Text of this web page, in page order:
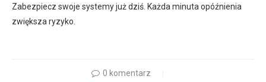
Zabezpiecz swoje systemy już dziś. Każda minuta opóźnienia
zwiększa ryzyko.
0 komentarz